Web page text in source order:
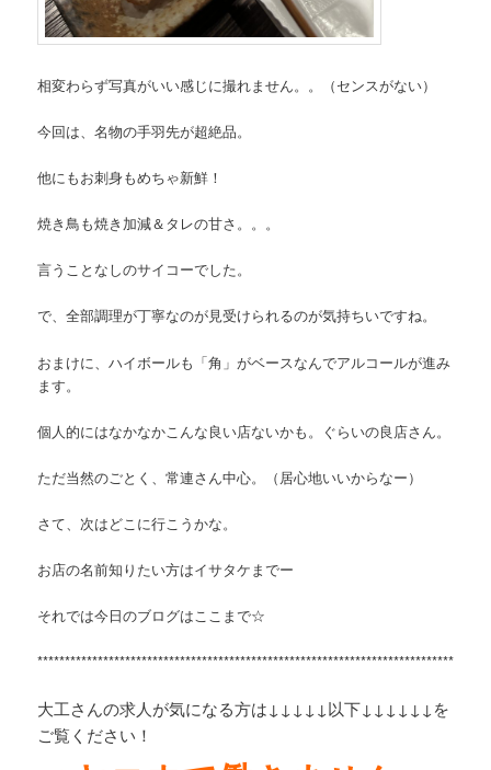
相変わらず写真がいい感じに撮れません。。（センスがない）
今回は、名物の手羽先が超絶品。
他にもお刺身もめちゃ新鮮！
焼き鳥も焼き加減＆タレの甘さ。。。
言うことなしのサイコーでした。
で、全部調理が丁寧なのが見受けられるのが気持ちいですね。
おまけに、ハイボールも「角」がベースなんでアルコールが進み
ます。
個人的にはなかなかこんな良い店ないかも。ぐらいの良店さん。
ただ当然のごとく、常連さん中心。（居心地いいからなー）
さて、次はどこに行こうかな。
お店の名前知りたい方はイサタケまでー
それでは今日のブログはここまで☆
大工さんの求人が気になる方は↓↓↓↓↓以下↓↓↓↓↓↓を
ご覧ください！